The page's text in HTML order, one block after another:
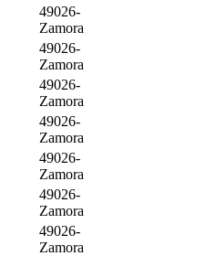
49026-
Zamora
49026-
Zamora
49026-
Zamora
49026-
Zamora
49026-
Zamora
49026-
Zamora
49026-
Zamora